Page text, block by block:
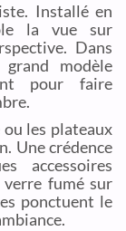
Installé en
la vue sur
Dans
modèle
pour faire
les plateaux
Une crédence
accessoires
verre fumé sur
ponctuent le